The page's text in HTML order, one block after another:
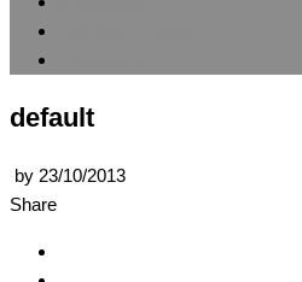
default
by 23/10/2013
Share